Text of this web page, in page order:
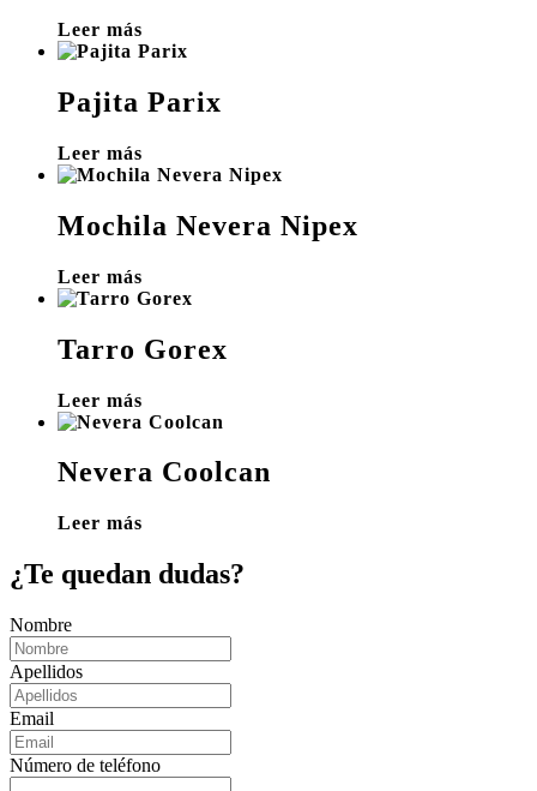
Leer más
Pajita Parix
Leer más
Mochila Nevera Nipex
Leer más
Tarro Gorex
Leer más
Nevera Coolcan
Leer más
¿Te quedan dudas?
Nombre
Apellidos
Email
Número de teléfono